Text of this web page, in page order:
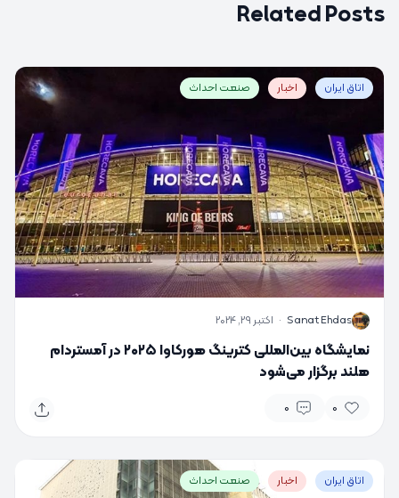
Related Posts
اتاق ایران اخبار صنعت احداث
S
Sanat Ehdas
· اکتبر 29, 2024
نمایشگاه بین‌المللی کترینگ هورکاوا ۲۰۲۵ در آمستردام
هلند برگزار می‌شود
0
0
اتاق ایران اخبار صنعت احداث